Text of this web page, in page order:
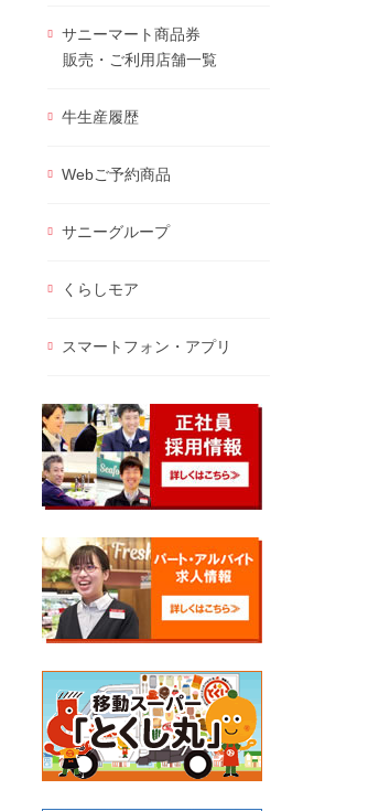
サニーマート商品券
販売・ご利用店舗一覧
牛生産履歴
Webご予約商品
サニーグループ
くらしモア
スマートフォン・アプリ